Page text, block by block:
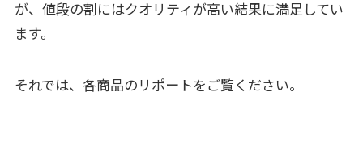
が、値段の割にはクオリティが高い結果に満足してい
ます。
それでは、各商品のリポートをご覧ください。